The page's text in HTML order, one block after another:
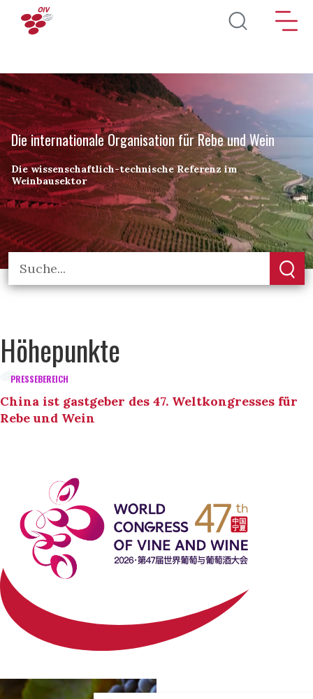
Direkt zum Inhalt
Die internationale Organisation für Rebe und Wein
Die wissenschaftlich-technische Referenz im
Weinbausektor
Höhepunkte
PRESSEBEREICH
China ist gastgeber des 47. Weltkongresses für
Rebe und Wein